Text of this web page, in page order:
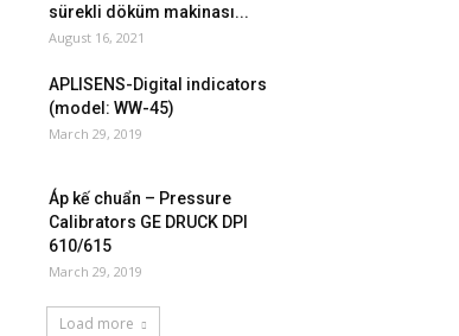
sürekli döküm makinası...
August 16, 2021
APLISENS-Digital indicators
(model: WW-45)
March 29, 2019
Áp kế chuẩn – Pressure
Calibrators GE DRUCK DPI
610/615
March 29, 2019
Load more